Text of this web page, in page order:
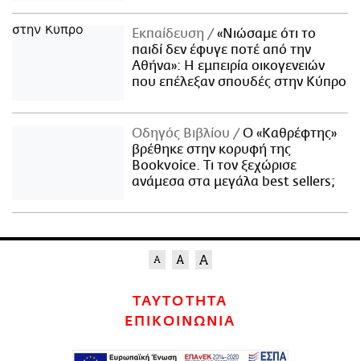
Εκπαίδευση
«Νιώσαμε ότι το
παιδί δεν έφυγε ποτέ από την
Αθήνα»: Η εμπειρία οικογενειών
που επέλεξαν σπουδές στην Κύπρο
Οδηγός Βιβλίου
Ο «Καθρέφτης»
βρέθηκε στην κορυφή της
Bookvoice. Τι τον ξεχώρισε
ανάμεσα στα μεγάλα best sellers;
ΤΑΥΤΟΤΗΤΑ
ΕΠΙΚΟΙΝΩΝΙΑ